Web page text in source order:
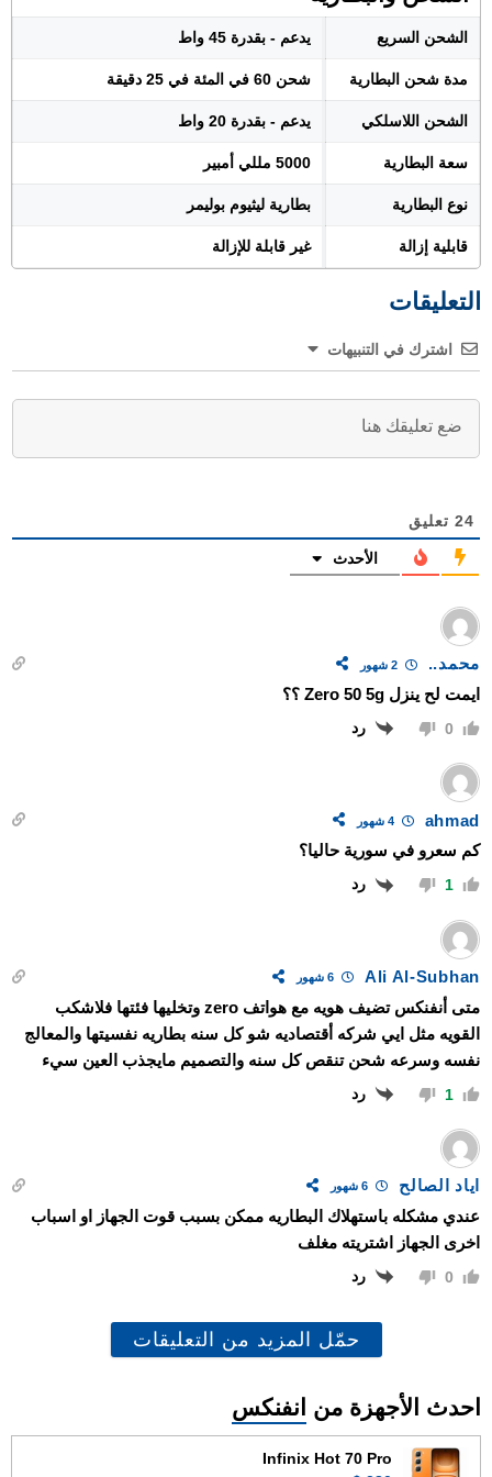
الشحن السريع يدعم - بقدرة 45 واط
مدة شحن البطارية شحن 60 في المئة في 25 دقيقة
الشحن اللاسلكي يدعم - بقدرة 20 واط
سعة البطارية 5000 مللي أمبير
نوع البطارية بطارية ليثيوم بوليمر
قابلية إزالة غير قابلة للإزالة
التعليقات
اشترك في التنبيهات
24 تعليق
الأحدث
محمد.. 2 شهور
ايمت لح ينزل Zero 50 5g ؟؟
0 رد
ahmad 4 شهور
كم سعرو في سورية حاليا؟
1 رد
Ali Al-Subhan 6 شهور
متى أنفنكس تضيف هويه مع هواتف zero وتخليها فئتها فلاشكب
القويه مثل ايي شركه أقتصاديه شو كل سنه بطاريه نفسيتها والمعالج
نفسه وسرعه شحن تنقص كل سنه والتصميم مايجذب العين سيء
1 رد
اياد الصالح
عندي مشكله باستهلاك البطاريه ممكن بسبب قوت الجهاز او اسباب
اخرى الجهاز اشتريته مغلف
0 رد
حمّل المزيد من التعليقات
احدث الأجهزة من انفنكس
Infinix Hot 70 Pro